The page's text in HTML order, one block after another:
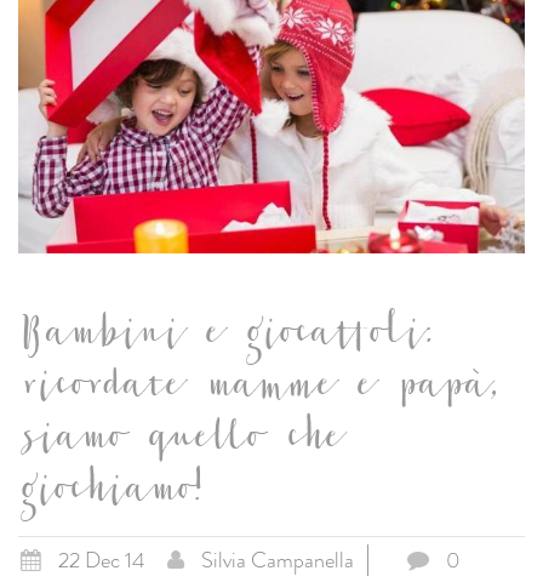
Bambini e giocattoli:
ricordate mamme e papà,
siamo quello che
giochiamo!
22 Dec 14 Silvia Campanella
0